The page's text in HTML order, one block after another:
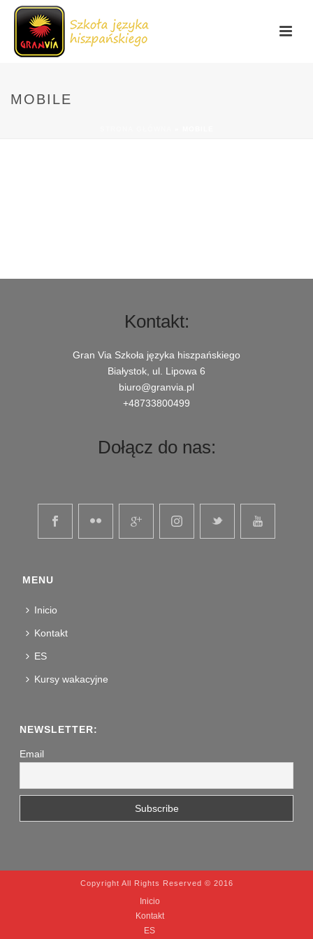
MOBILE
Kontakt:
Gran Via Szkoła języka hiszpańskiego
Białystok, ul. Lipowa 6
biuro@granvia.pl
+48733800499
Dołącz do nas:
MENU
Inicio
Kontakt
ES
Kursy wakacyjne
NEWSLETTER:
Email
Copyright All Rights Reserved © 2016
Inicio
Kontakt
ES